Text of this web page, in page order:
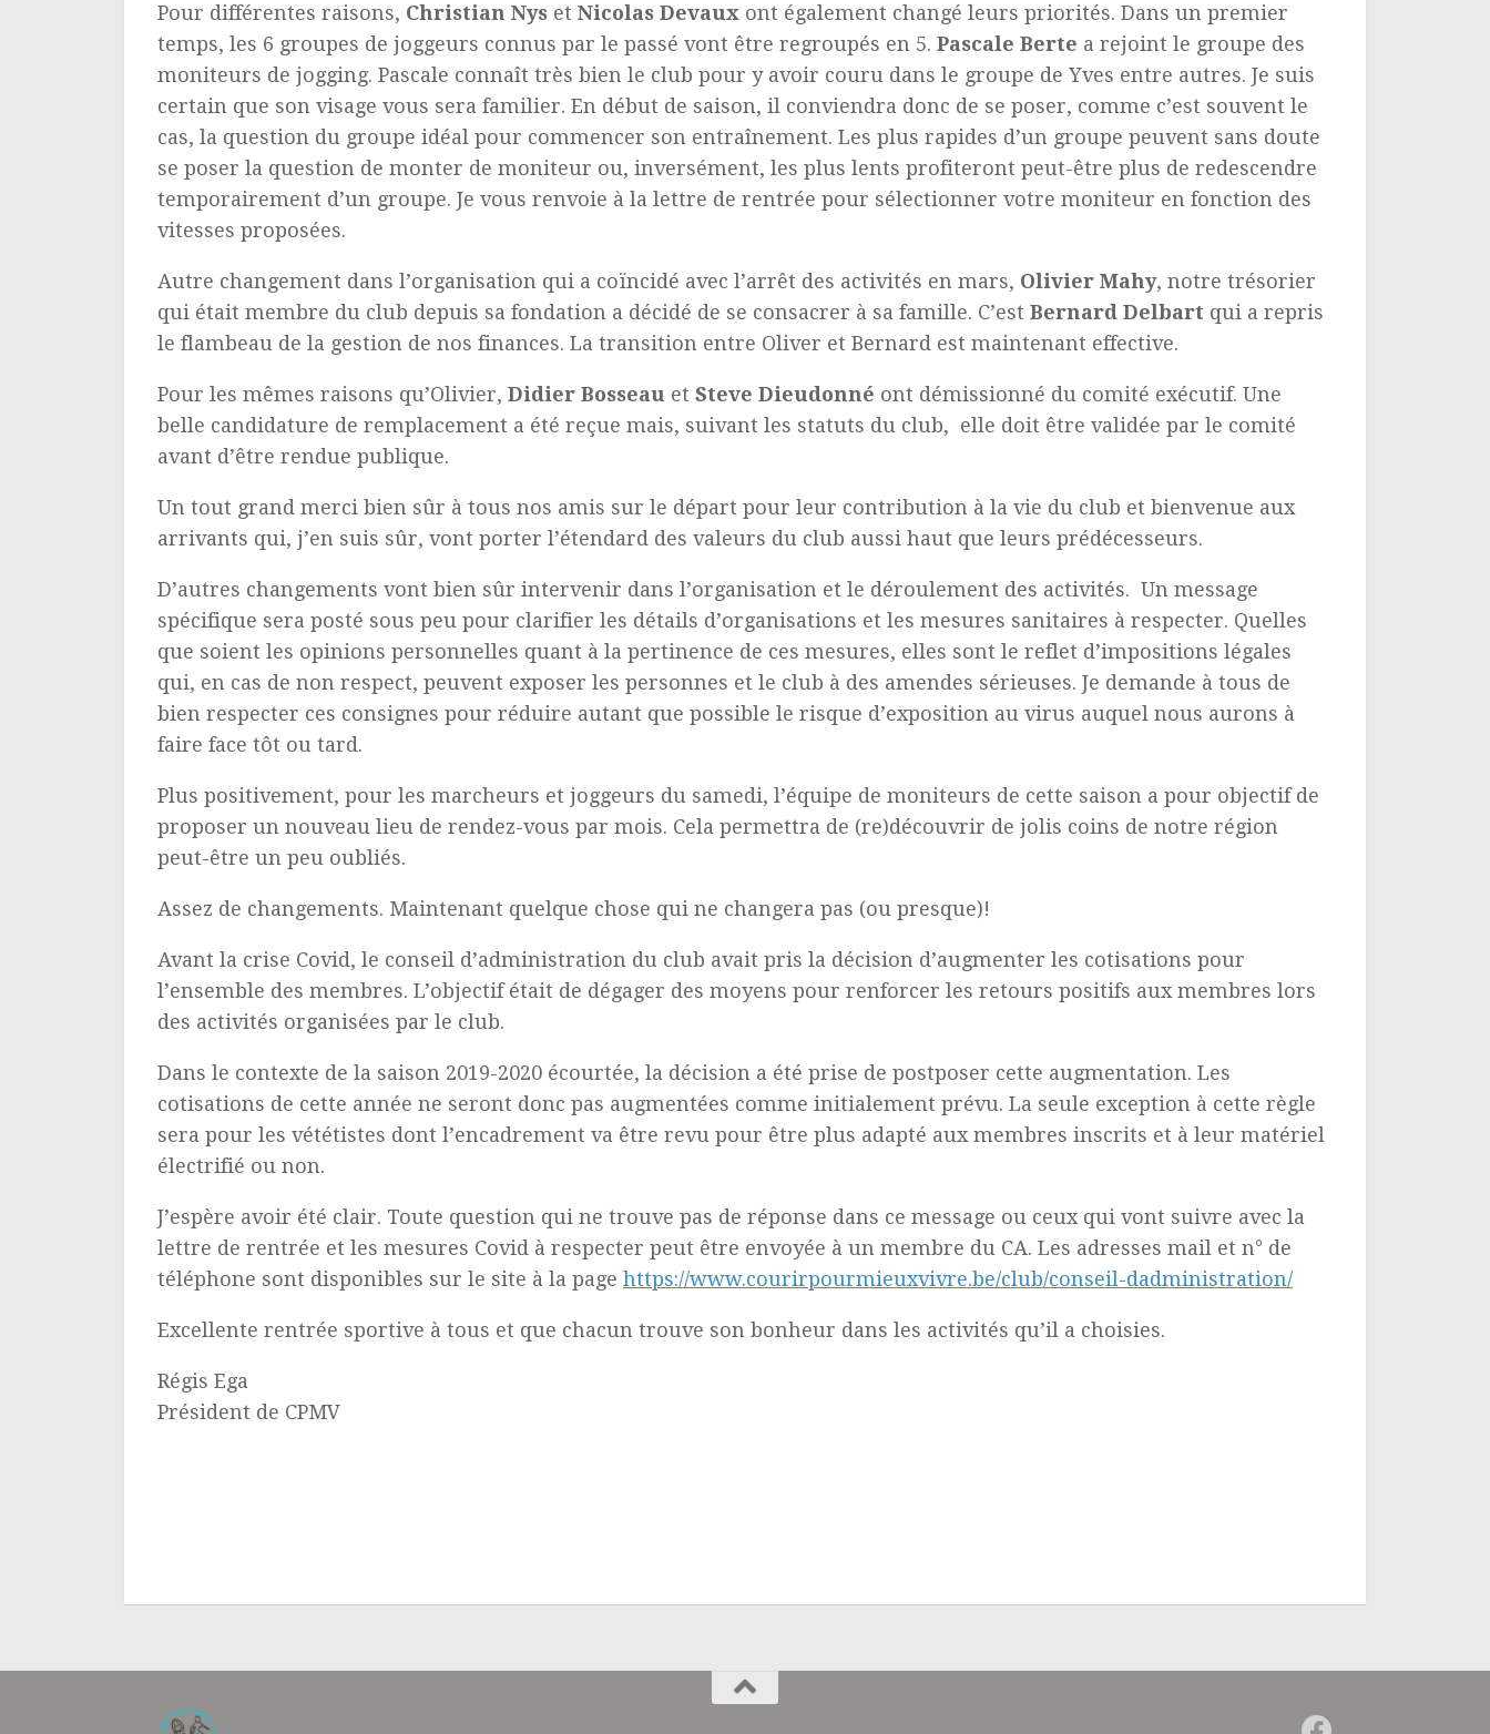
Pour différentes raisons, Christian Nys et Nicolas Devaux ont également changé leurs priorités. Dans un premier
temps, les 6 groupes de joggeurs connus par le passé vont être regroupés en 5. Pascale Berte a rejoint le groupe des
moniteurs de jogging. Pascale connaît très bien le club pour y avoir couru dans le groupe de Yves entre autres. Je suis
certain que son visage vous sera familier. En début de saison, il conviendra donc de se poser, comme c’est souvent le
cas, la question du groupe idéal pour commencer son entraînement. Les plus rapides d’un groupe peuvent sans doute
se poser la question de monter de moniteur ou, inversément, les plus lents profiteront peut-être plus de redescendre
temporairement d’un groupe. Je vous renvoie à la lettre de rentrée pour sélectionner votre moniteur en fonction des
vitesses proposées.
Autre changement dans l’organisation qui a coïncidé avec l’arrêt des activités en mars, Olivier Mahy, notre trésorier
qui était membre du club depuis sa fondation a décidé de se consacrer à sa famille. C’est Bernard Delbart qui a repris
le flambeau de la gestion de nos finances. La transition entre Oliver et Bernard est maintenant effective.
Pour les mêmes raisons qu’Olivier, Didier Bosseau et Steve Dieudonné ont démissionné du comité exécutif. Une
belle candidature de remplacement a été reçue mais, suivant les statuts du club, elle doit être validée par le comité
avant d’être rendue publique.
Un tout grand merci bien sûr à tous nos amis sur le départ pour leur contribution à la vie du club et bienvenue aux
arrivants qui, j’en suis sûr, vont porter l’étendard des valeurs du club aussi haut que leurs prédécesseurs.
D’autres changements vont bien sûr intervenir dans l’organisation et le déroulement des activités. Un message
spécifique sera posté sous peu pour clarifier les détails d’organisations et les mesures sanitaires à respecter. Quelles
que soient les opinions personnelles quant à la pertinence de ces mesures, elles sont le reflet d’impositions légales
qui, en cas de non respect, peuvent exposer les personnes et le club à des amendes sérieuses. Je demande à tous de
bien respecter ces consignes pour réduire autant que possible le risque d’exposition au virus auquel nous aurons à
faire face tôt ou tard.
Plus positivement, pour les marcheurs et joggeurs du samedi, l’équipe de moniteurs de cette saison a pour objectif de
proposer un nouveau lieu de rendez-vous par mois. Cela permettra de (re)découvrir de jolis coins de notre région
peut-être un peu oubliés.
Assez de changements. Maintenant quelque chose qui ne changera pas (ou presque)!
Avant la crise Covid, le conseil d’administration du club avait pris la décision d’augmenter les cotisations pour
l’ensemble des membres. L’objectif était de dégager des moyens pour renforcer les retours positifs aux membres lors
des activités organisées par le club.
Dans le contexte de la saison 2019-2020 écourtée, la décision a été prise de postposer cette augmentation. Les
cotisations de cette année ne seront donc pas augmentées comme initialement prévu. La seule exception à cette règle
sera pour les vététistes dont l’encadrement va être revu pour être plus adapté aux membres inscrits et à leur matériel
électrifié ou non.
J’espère avoir été clair. Toute question qui ne trouve pas de réponse dans ce message ou ceux qui vont suivre avec la
lettre de rentrée et les mesures Covid à respecter peut être envoyée à un membre du CA. Les adresses mail et n° de
téléphone sont disponibles sur le site à la page https://www.courirpourmieuxvivre.be/club/conseil-dadministration/
Excellente rentrée sportive à tous et que chacun trouve son bonheur dans les activités qu’il a choisies.
Régis Ega
Président de CPMV